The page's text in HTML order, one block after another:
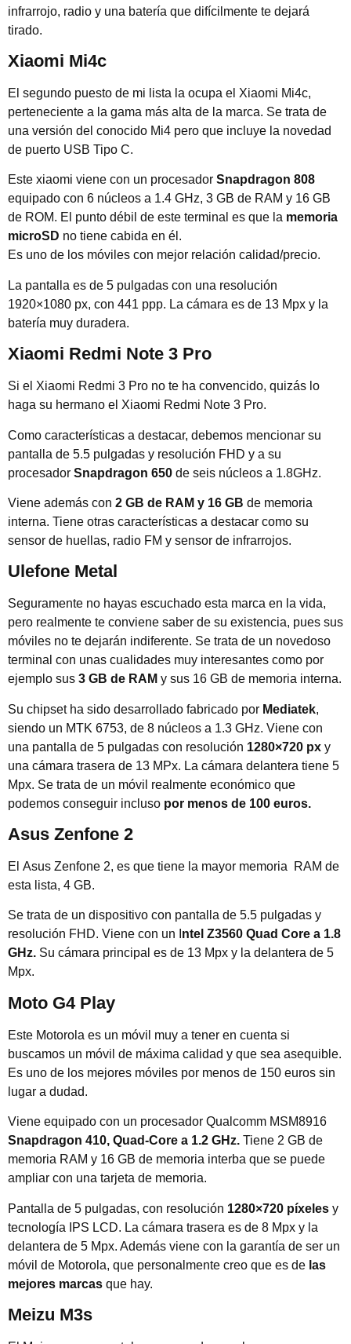
infrarrojo, radio y una batería que difícilmente te dejará
tirado.
Xiaomi Mi4c
El segundo puesto de mi lista la ocupa el Xiaomi Mi4c,
perteneciente a la gama más alta de la marca. Se trata de
una versión del conocido Mi4 pero que incluye la novedad
de puerto USB Tipo C.
Este xiaomi viene con un procesador Snapdragon 808
equipado con 6 núcleos a 1.4 GHz, 3 GB de RAM y 16 GB
de ROM. El punto débil de este terminal es que la memoria
microSD no tiene cabida en él.
Es uno de los móviles con mejor relación calidad/precio.
La pantalla es de 5 pulgadas con una resolución
1920×1080 px, con 441 ppp. La cámara es de 13 Mpx y la
batería muy duradera.
Xiaomi Redmi Note 3 Pro
Si el Xiaomi Redmi 3 Pro no te ha convencido, quizás lo
haga su hermano el Xiaomi Redmi Note 3 Pro.
Como características a destacar, debemos mencionar su
pantalla de 5.5 pulgadas y resolución FHD y a su
procesador Snapdragon 650 de seis núcleos a 1.8GHz.
Viene además con 2 GB de RAM y 16 GB de memoria
interna. Tiene otras características a destacar como su
sensor de huellas, radio FM y sensor de infrarrojos.
Ulefone Metal
Seguramente no hayas escuchado esta marca en la vida,
pero realmente te conviene saber de su existencia, pues sus
móviles no te dejarán indiferente. Se trata de un novedoso
terminal con unas cualidades muy interesantes como por
ejemplo sus 3 GB de RAM y sus 16 GB de memoria interna.
Su chipset ha sido desarrollado fabricado por Mediatek,
siendo un MTK 6753, de 8 núcleos a 1.3 GHz. Viene con
una pantalla de 5 pulgadas con resolución 1280×720 px y
una cámara trasera de 13 MPx. La cámara delantera tiene 5
Mpx. Se trata de un móvil realmente económico que
podemos conseguir incluso por menos de 100 euros.
Asus Zenfone 2
El Asus Zenfone 2, es que tiene la mayor memoria RAM de
esta lista, 4 GB.
Se trata de un dispositivo con pantalla de 5.5 pulgadas y
resolución FHD. Viene con un I ntel Z3560 Quad Core a 1.8
GHz. Su cámara principal es de 13 Mpx y la delantera de 5
Mpx.
Moto G4 Play
Este Motorola es un móvil muy a tener en cuenta si
buscamos un móvil de máxima calidad y que sea asequible.
Es uno de los mejores móviles por menos de 150 euros sin
lugar a dudad.
Viene equipado con un procesador Qualcomm MSM8916
Snapdragon 410, Quad-Core a 1.2 GHz. Tiene 2 GB de
memoria RAM y 16 GB de memoria interba que se puede
ampliar con una tarjeta de memoria.
Pantalla de 5 pulgadas, con resolución 1280×720 píxeles y
tecnología IPS LCD. La cámara trasera es de 8 Mpx y la
delantera de 5 Mpx. Además viene con la garantía de ser un
móvil de Motorola, que personalmente creo que es de las
mejores marcas que hay.
Meizu M3s